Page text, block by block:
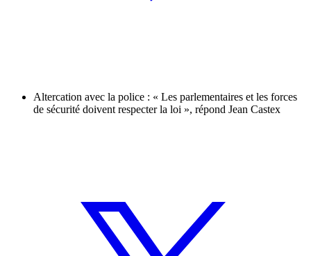
Altercation avec la police : « Les parlementaires et les forces
de sécurité doivent respecter la loi », répond Jean Castex